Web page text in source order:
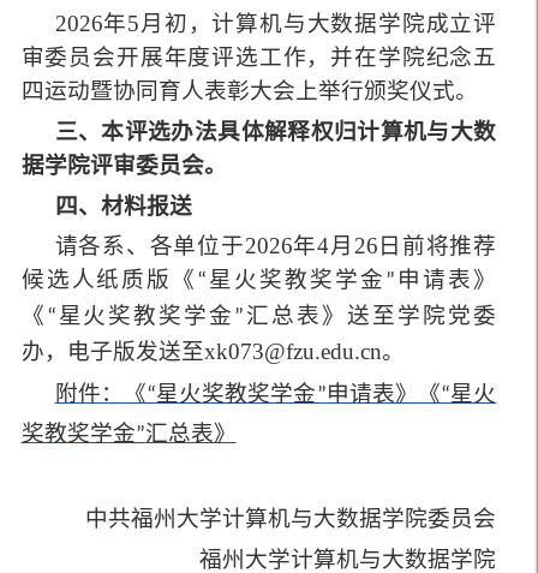
2026年5月初，计算机与大数据学院成立评
审委员会开展年度评选工作，并在学院纪念五
四运动暨协同育人表彰大会上举行颁奖仪式。
三、本评选办法具体解释权归计算机与大数
据学院评审委员会。
四、材料报送
请各系、各单位于2026年4月26日前将推荐
候选人纸质版《 “星火奖教奖学金” 申请表》
《 “星火奖教奖学金” 汇总表》送至学院党委
办，电子版发送至xk073@fzu.edu.cn。
附件：
《“星火奖教奖学金”申请表》《“星火
奖教奖学金”汇总表》
中共福州大学计算机与大数据学院委员会
福州大学计算机与大数据学院